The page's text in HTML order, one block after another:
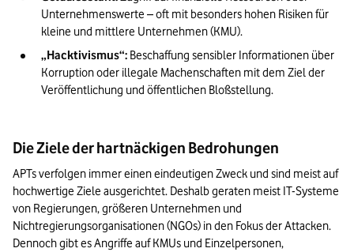
Unternehmenswerte – oft mit besonders hohen Risiken für
kleine und mittlere Unternehmen (KMU).
„Hacktivismus“: Beschaffung sensibler Informationen über
Korruption oder illegale Machenschaften mit dem Ziel der
Veröffentlichung und öffentlichen Bloßstellung.
Die Ziele der hartnäckigen Bedrohungen
APTs verfolgen immer einen eindeutigen Zweck und sind meist auf
hochwertige Ziele ausgerichtet. Deshalb geraten meist IT-Systeme
von Regierungen, größeren Unternehmen und
Nichtregierungsorganisationen (NGOs) in den Fokus der Attacken.
Dennoch gibt es Angriffe auf KMUs und Einzelpersonen,